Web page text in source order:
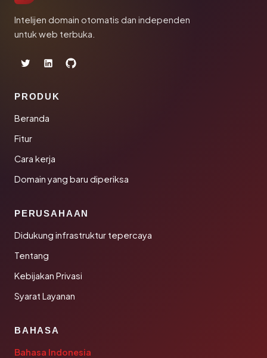
Intelijen domain otomatis dan independen
untuk web terbuka.
PRODUK
Beranda
Fitur
Cara kerja
Domain yang baru diperiksa
PERUSAHAAN
Didukung infrastruktur tepercaya
Tentang
Kebijakan Privasi
Syarat Layanan
BAHASA
Bahasa Indonesia